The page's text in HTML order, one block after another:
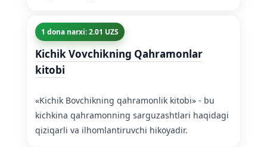
1 dona narxi: 2.01 UZS
Kichik Vovchikning Qahramonlar
kitobi
«Kichik Bovchikning qahramonlik kitobi» - bu
kichkina qahramonning sarguzashtlari haqidagi
qiziqarli va ilhomlantiruvchi hikoyadir.